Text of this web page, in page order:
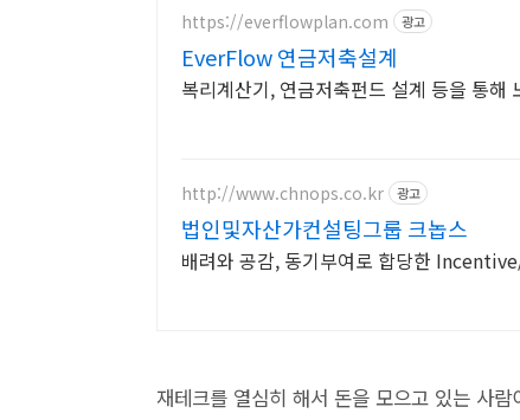
https://everflowplan.com 광고
EverFlow 연금저축설계
복리계산기, 연금저축펀드 설계 등을 통해
http://www.chnops.co.kr 광고
법인및자산가컨설팅그룹 크놉스
배려와 공감, 동기부여로 합당한
재테크를 열심히 해서 돈을 모으고 있는 사